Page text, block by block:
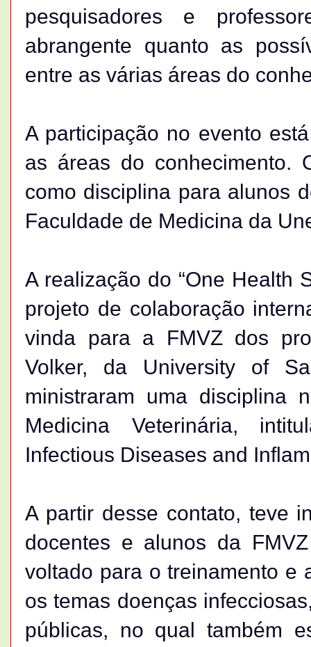
pesquisadores e
abrangente quanto as
entre as várias áreas do
A participação no evento
as áreas do conhecimento.
como disciplina para alunos
Faculdade de Medicina da
A realização do “One Health
projeto de colaboração
vinda para a FMVZ dos
Volker, da University of
ministraram uma disciplina
Medicina Veterinária,
Infectious Diseases and
A partir desse contato, teve
docentes e alunos da
voltado para o treinamento e
os temas doenças
públicas, no qual também